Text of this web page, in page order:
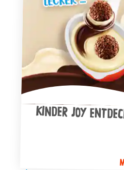
KINDER JOY